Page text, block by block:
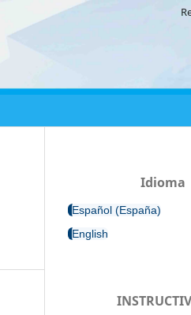
Idioma
Español (España)
English